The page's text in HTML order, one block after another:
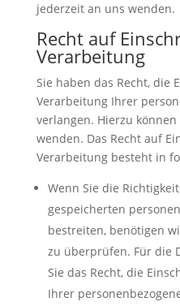
jederzeit an uns wenden.
Recht auf
Verarbeitung
Sie haben das Recht, die
Verarbeitung Ihrer
verlangen. Hierzu
wenden. Das Recht auf
Verarbeitung besteht in
Wenn Sie die
gespeicherten
bestreiten, benötigen
zu überprüfen. Für die
Sie das Recht, die
Ihrer